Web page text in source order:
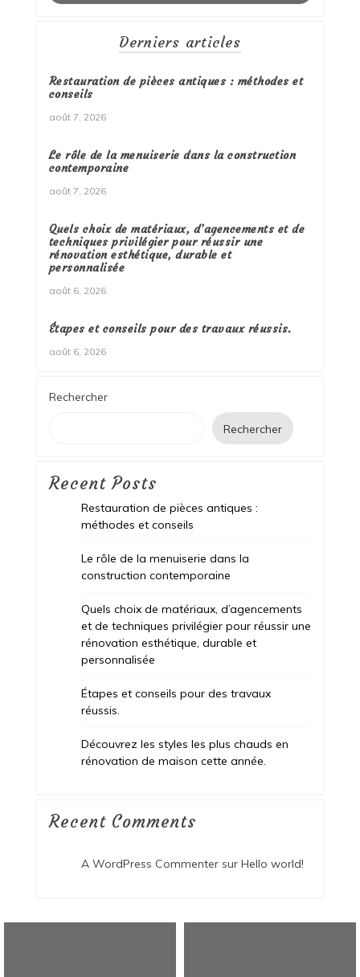
Derniers articles
Restauration de pièces antiques : méthodes et
conseils
août 7, 2026
Le rôle de la menuiserie dans la construction
contemporaine
août 7, 2026
Quels choix de matériaux, d’agencements et de
techniques privilégier pour réussir une
rénovation esthétique, durable et
personnalisée
août 6, 2026
Étapes et conseils pour des travaux réussis.
août 6, 2026
Rechercher
Rechercher
Recent Posts
Restauration de pièces antiques :
méthodes et conseils
Le rôle de la menuiserie dans la
construction contemporaine
Quels choix de matériaux, d’agencements
et de techniques privilégier pour réussir une
rénovation esthétique, durable et
personnalisée
Étapes et conseils pour des travaux
réussis.
Découvrez les styles les plus chauds en
rénovation de maison cette année.
Recent Comments
A WordPress Commentersur Hello world!